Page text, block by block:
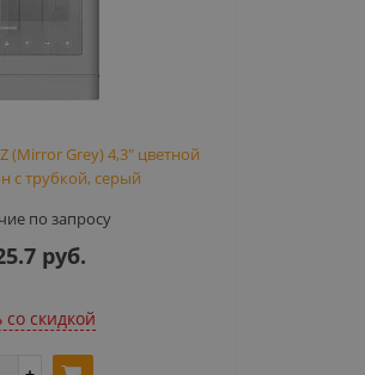
(Mirror Grey) 4,3" цветной
с трубкой, серый
по запросу
руб.
cо скидкой